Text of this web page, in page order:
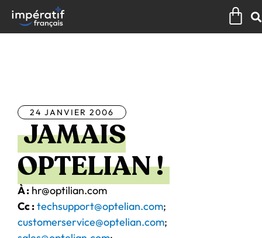
contenu
24 JANVIER 2006
JAMAIS
OPTELIAN !
À : hr@optilian.com
Cc :techsupport@optelian.com;
customerservice@optelian.com;